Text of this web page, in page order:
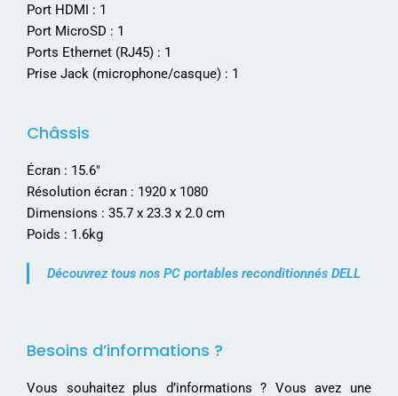
Port HDMI : 1
Port MicroSD : 1
Ports Ethernet (RJ45) : 1
Prise Jack (microphone/casque) : 1
Châssis
Écran : 15.6″
Résolution écran : 1920 x 1080
Dimensions : 35.7 x 23.3 x 2.0 cm
Poids : 1.6kg
Découvrez tous nos PC portables reconditionnés DELL
Besoins d’informations ?
Vous souhaitez plus d’informations ? Vous avez une